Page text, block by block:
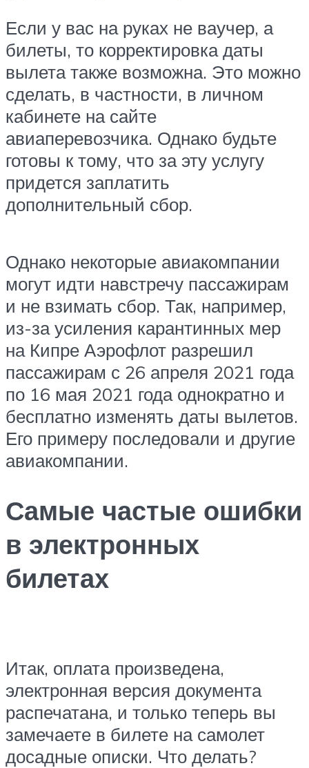
Если у вас на руках не ваучер, а
билеты, то корректировка даты
вылета также возможна. Это можно
сделать, в частности, в личном
кабинете на сайте
авиаперевозчика. Однако будьте
готовы к тому, что за эту услугу
придется заплатить
дополнительный сбор.
Однако некоторые авиакомпании
могут идти навстречу пассажирам
и не взимать сбор. Так, например,
из-за усиления карантинных мер
на Кипре Аэрофлот разрешил
пассажирам с 26 апреля 2021 года
по 16 мая 2021 года однократно и
бесплатно изменять даты вылетов.
Его примеру последовали и другие
авиакомпании.
Самые частые ошибки
в электронных
билетах
Итак, оплата произведена,
электронная версия документа
распечатана, и только теперь вы
замечаете в билете на самолет
досадные описки. Что делать?